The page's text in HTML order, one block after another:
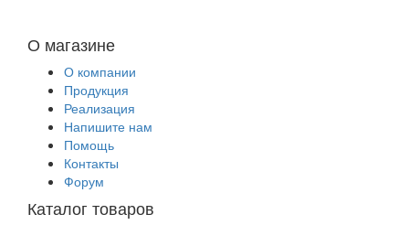
О магазине
О компании
Продукция
Реализация
Напишите нам
Помощь
Контакты
Форум
Каталог товаров